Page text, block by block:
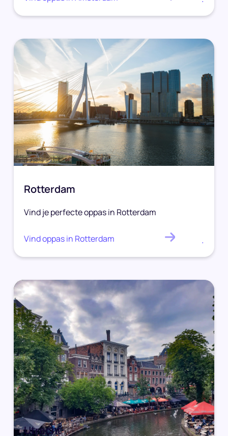
Rotterdam
Vind je perfecte oppas in Rotterdam
Vind oppas in Rotterdam .
Utrecht